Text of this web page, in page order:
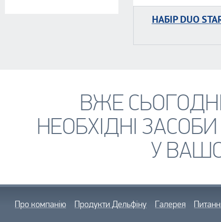
НАБІР DUO
ВЖЕ
НЕОБХІДНІ
У
Про компанію Продукти Дельфіну Галерея